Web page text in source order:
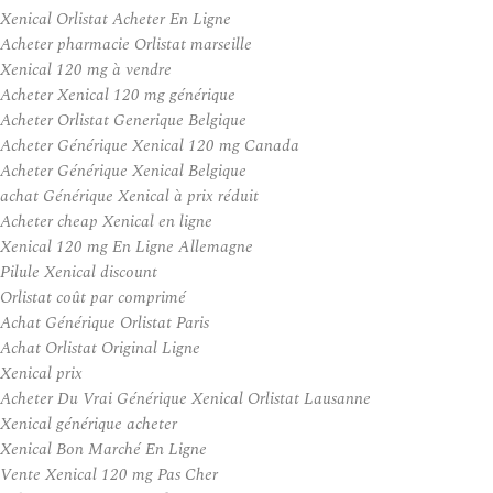
Xenical Orlistat Acheter En Ligne
Acheter pharmacie Orlistat marseille
Xenical 120 mg à vendre
Acheter Xenical 120 mg générique
Acheter Orlistat Generique Belgique
Acheter Générique Xenical 120 mg Canada
Acheter Générique Xenical Belgique
achat Générique Xenical à prix réduit
Acheter cheap Xenical en ligne
Xenical 120 mg En Ligne Allemagne
Pilule Xenical discount
Orlistat coût par comprimé
Achat Générique Orlistat Paris
Achat Orlistat Original Ligne
Xenical prix
Acheter Du Vrai Générique Xenical Orlistat Lausanne
Xenical générique acheter
Xenical Bon Marché En Ligne
Vente Xenical 120 mg Pas Cher